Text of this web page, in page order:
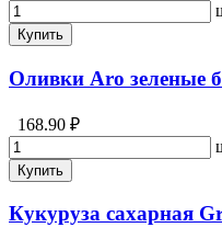
Купить
Оливки Aro зеленые
168.90 ₽
Купить
Кукуруза сахарная